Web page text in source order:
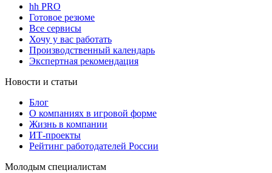
hh PRO
Готовое резюме
Все сервисы
Хочу у вас работать
Производственный календарь
Экспертная рекомендация
Новости и статьи
Блог
О компаниях в игровой форме
Жизнь в компании
ИТ-проекты
Рейтинг работодателей России
Молодым специалистам